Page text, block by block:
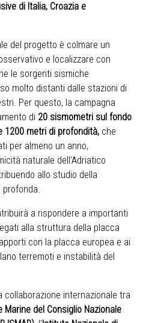
di Italia, Croazia e
del progetto è colmare un
e localizzare con
le sorgenti sismiche
molto distanti dalle stazioni di
Per questo, la campagna
di 20 sismometri sul fondo
1200 metri di profondità, che
per almeno un anno,
naturale dell’Adriatico
allo studio della
a rispondere a importanti
alla struttura della placca
con la placca europea e ai
terremoti e instabilità del
collaborazione internazionale tra
del Consiglio Nazionale